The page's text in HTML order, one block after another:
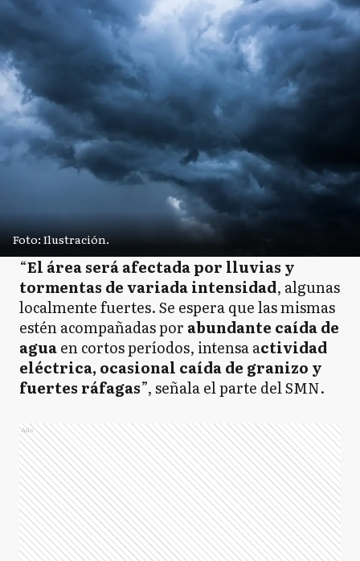
Foto: Ilustración.
“El área será afectada por lluvias y
tormentas de variada intensidad, algunas
localmente fuertes. Se espera que las mismas
estén acompañadas por abundante caída de
aguaen cortos períodos, intensa actividad
eléctrica, ocasional caída de granizo y
fuertes ráfagas”, señala el parte del SMN.
Ads